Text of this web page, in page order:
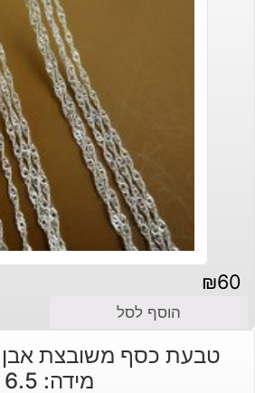
₪60
הוסף לסל
טבעת כסף משובצת אבן
מידה: 6.5